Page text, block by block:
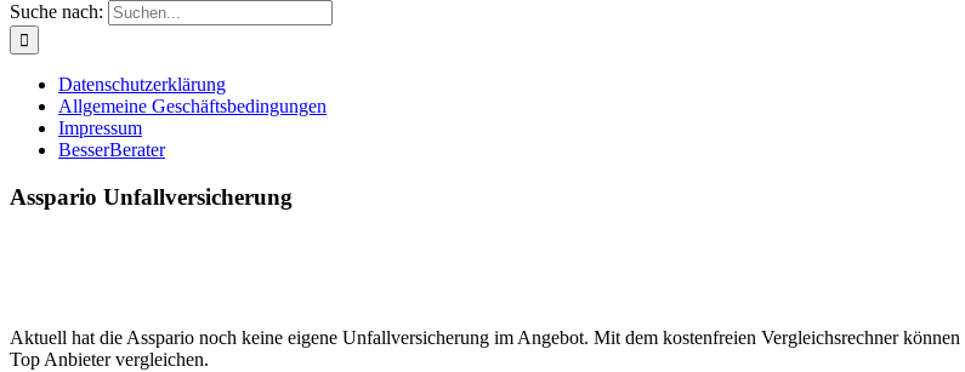
Suche nach:
Datenschutzerklärung
Allgemeine Geschäftsbedingungen
Impressum
BesserBerater
Asspario Unfallversicherung
Aktuell hat die Asspario noch keine eigene Unfallversicherung im Angebot. Mit dem kostenfreien Vergleichsrechner können
Top Anbieter vergleichen.